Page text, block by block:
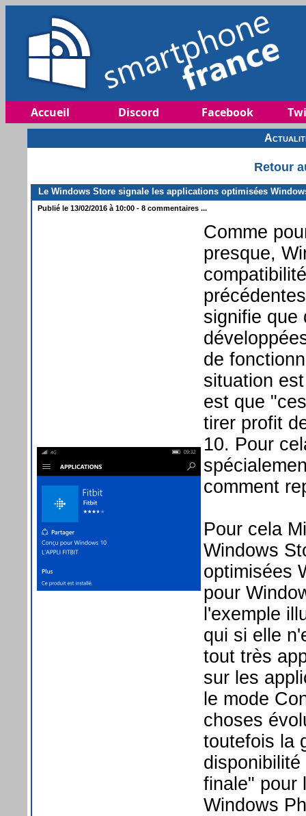
Accueil Discord Facebook
Retour
Le Windows Store signale les applications optimisées
Publié le 13/02/2016 à 10:00 - 8 commentaires ...
Comme
presque,
signifie que
de
situation
est que
tirer profit
10. Pour
comment
Pour cela
Windows
optimisées
pour
l'exemple
qui si elle
tout très
sur les
le mode
choses
toutefois la
finale" pour
Windows